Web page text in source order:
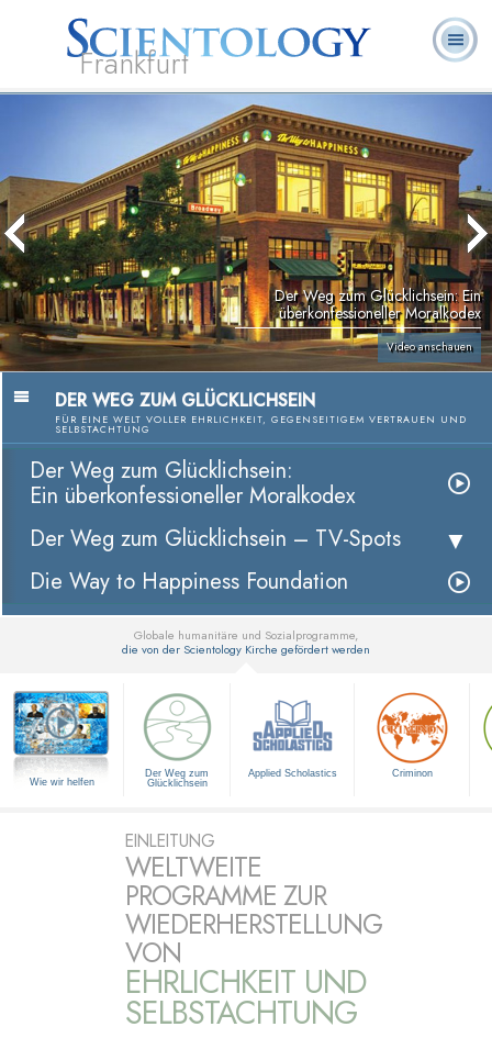
Frankfurt
Geistliche
Der Weg zum Glücklichsein: Ein
überkonfessioneller Moralkodex
Video anschauen
DER WEG ZUM GLÜCKLICHSEIN
FÜR EINE WELT VOLLER EHRLICHKEIT, GEGENSEITIGEM VERTRAUEN UND
SELBSTACHTUNG
Der Weg zum Glücklichsein:
Ein überkonfessioneller Moralkodex
Der Weg zum Glücklichsein – TV-Spots
Die Way to Happiness Foundation
Globale humanitäre und Sozialprogramme,
die von der Scientology Kirche gefördert werden
Wie wir helfen
Der Weg zum
Glücklichsein
Applied Scholastics Criminon
EINLEITUNG
WELTWEITE
PROGRAMME ZUR
WIEDERHERSTELLUNG
VON
EHRLICHKEIT UND
SELBSTACHTUNG